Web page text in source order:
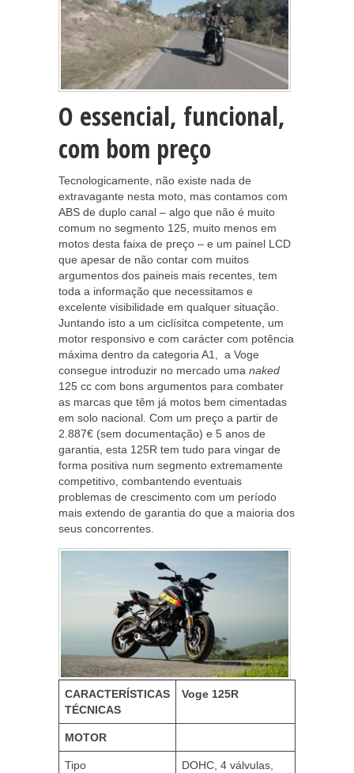
O essencial, funcional,
com bom preço
Tecnologicamente, não existe nada de
extravagante nesta moto, mas contamos com
ABS de duplo canal – algo que não é muito
comum no segmento 125, muito menos em
motos desta faixa de preço – e um painel LCD
que apesar de não contar com muitos
argumentos dos paineis mais recentes, tem
toda a informação que necessitamos e
excelente visibilidade em qualquer situação.
Juntando isto a um ciclísitca competente, um
motor responsivo e com carácter com potência
máxima dentro da categoria A1, a Voge
consegue introduzir no mercado uma naked
125 cc com bons argumentos para combater
as marcas que têm já motos bem cimentadas
em solo nacional. Com um preço a partir de
2.887€ (sem documentação) e 5 anos de
garantia, esta 125R tem tudo para vingar de
forma positiva num segmento extremamente
competitivo, combantendo eventuais
problemas de crescimento com um período
mais extendo de garantia do que a maioria dos
seus concorrentes.
CARACTERÍSTICAS
TÉCNICAS
Voge 125R
MOTOR
Tipo
DOHC, 4 válvulas,